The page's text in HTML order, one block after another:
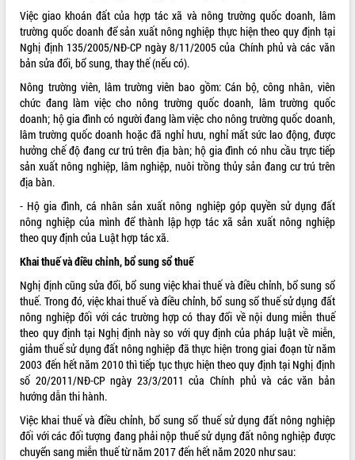
VIDEO
Không có file video nào để phát.
ALBUM ẢNH
LIÊN KẾT WEB
THỐNG KÊ TRUY CẬP
Hôm nay:
Tất cả: 66095991
Việc giao khoán đất của hợp tác xã và nông trường quốc doanh, lâm
trường quốc doanh để sản xuất nông nghiệp thực hiện theo quy định tại
Nghị định 135/2005/NĐ-CP ngày 8/11/2005 của Chính phủ và các văn
bản sửa đổi, bổ sung, thay thế (nếu có).
Nông trường viên, lâm trường viên bao gồm: Cán bộ, công nhân, viên
chức đang làm việc cho nông trường quốc doanh, lâm trường quốc
doanh; hộ gia đình có người đang làm việc cho nông trường quốc doanh,
lâm trường quốc doanh hoặc đã nghỉ hưu, nghỉ mất sức lao động, được
hưởng chế độ đang cư trú trên địa bàn; hộ gia đình có nhu cầu trực tiếp
sản xuất nông nghiệp, lâm nghiệp, nuôi trồng thủy sản đang cư trú trên
địa bàn.
- Hộ gia đình, cá nhân sản xuất nông nghiệp góp quyền sử dụng đất
nông nghiệp của mình để thành lập hợp tác xã sản xuất nông nghiệp
theo quy định của Luật hợp tác xã.
Khai thuế và điều chỉnh, bổ sung sổ thuế
Nghị định cũng sửa đổi, bổ sung việc khai thuế và điều chỉnh, bổ sung sổ
thuế. Trong đó, việc khai thuế và điều chỉnh, bổ sung sổ thuế sử dụng đất
nông nghiệp đối với các trường hợp có thay đổi về nội dung miễn thuế
theo quy định tại Nghị định này so với quy định của pháp luật về miễn,
giảm thuế sử dụng đất nông nghiệp đã thực hiện trong giai đoạn từ năm
2003 đến hết năm 2010 thì tiếp tục thực hiện theo quy định tại Nghị định
số 20/2011/NĐ-CP ngày 23/3/2011 của Chính phủ và các văn bản
hướng dẫn thi hành.
Việc khai thuế và điều chỉnh, bổ sung sổ thuế sử dụng đất nông nghiệp
đối với các đối tượng đang phải nộp thuế sử dụng đất nông nghiệp được
chuyển sang miễn thuế từ năm 2017 đến hết năm 2020 như sau: